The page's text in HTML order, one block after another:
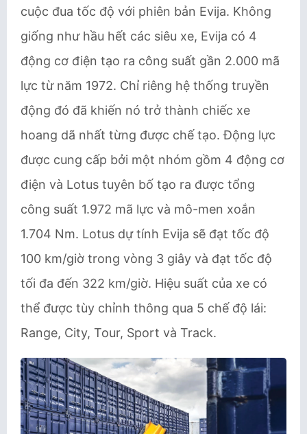
cuộc đua tốc độ với phiên bản Evija. Không
giống như hầu hết các siêu xe, Evija có 4
động cơ điện tạo ra công suất gần 2.000 mã
lực từ năm 1972. Chỉ riêng hệ thống truyền
động đó đã khiến nó trở thành chiếc xe
hoang dã nhất từng được chế tạo. Động lực
được cung cấp bởi một nhóm gồm 4 động cơ
điện và Lotus tuyên bố tạo ra được tổng
công suất 1.972 mã lực và mô-men xoắn
1.704 Nm. Lotus dự tính Evija sẽ đạt tốc độ
100 km/giờ trong vòng 3 giây và đạt tốc độ
tối đa đến 322 km/giờ. Hiệu suất của xe có
thể được tùy chỉnh thông qua 5 chế độ lái:
Range, City, Tour, Sport và Track.